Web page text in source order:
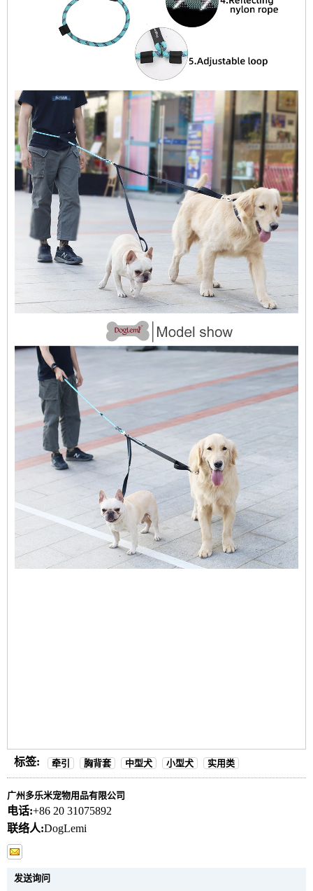
标签: 牵引 胸背套 中型犬 小型犬 实用类
广州多乐米宠物用品有限公司
电话:+86 20 31075892
联络人:DogLemi
发送询问